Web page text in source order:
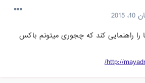
2015
راهنمایی کند که چجوری میتونم باکس
http://